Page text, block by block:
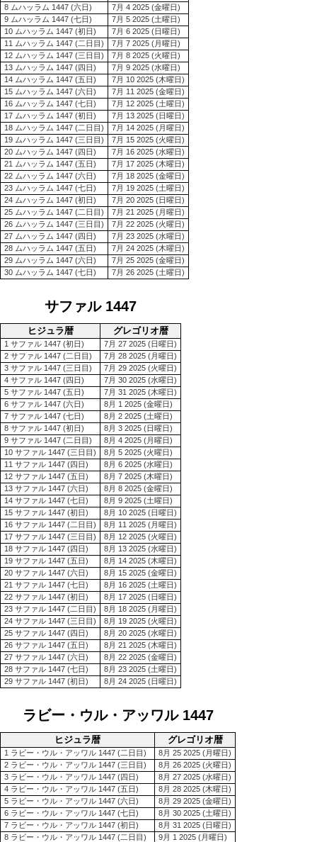
8 ムハッラム 1447 (六日)
7月 4 2025 (金曜日)
9 ムハッラム 1447 (七日)
7月 5 2025 (土曜日)
10 ムハッラム 1447 (初日)
7月 6 2025 (日曜日)
11 ムハッラム 1447 (二日目)
7月 7 2025 (月曜日)
12 ムハッラム 1447 (三日目)
7月 8 2025 (火曜日)
13 ムハッラム 1447 (四日)
7月 9 2025 (水曜日)
14 ムハッラム 1447 (五日)
7月 10 2025 (木曜日)
15 ムハッラム 1447 (六日)
7月 11 2025 (金曜日)
16 ムハッラム 1447 (七日)
7月 12 2025 (土曜日)
17 ムハッラム 1447 (初日)
7月 13 2025 (日曜日)
18 ムハッラム 1447 (二日目)
7月 14 2025 (月曜日)
19 ムハッラム 1447 (三日目)
7月 15 2025 (火曜日)
20 ムハッラム 1447 (四日)
7月 16 2025 (水曜日)
21 ムハッラム 1447 (五日)
7月 17 2025 (木曜日)
22 ムハッラム 1447 (六日)
7月 18 2025 (金曜日)
23 ムハッラム 1447 (七日)
7月 19 2025 (土曜日)
24 ムハッラム 1447 (初日)
7月 20 2025 (日曜日)
25 ムハッラム 1447 (二日目)
7月 21 2025 (月曜日)
26 ムハッラム 1447 (三日目)
7月 22 2025 (火曜日)
27 ムハッラム 1447 (四日)
7月 23 2025 (水曜日)
28 ムハッラム 1447 (五日)
7月 24 2025 (木曜日)
29 ムハッラム 1447 (六日)
7月 25 2025 (金曜日)
30 ムハッラム 1447 (七日)
7月 26 2025 (土曜日)
サファル 1447
ヒジュラ暦 グレゴリオ暦
1 サファル 1447 (初日)
7月 27 2025 (日曜日)
2 サファル 1447 (二日目)
7月 28 2025 (月曜日)
3 サファル 1447 (三日目)
7月 29 2025 (火曜日)
4 サファル 1447 (四日)
7月 30 2025 (水曜日)
5 サファル 1447 (五日)
7月 31 2025 (木曜日)
6 サファル 1447 (六日)
8月 1 2025 (金曜日)
7 サファル 1447 (七日)
8月 2 2025 (土曜日)
8 サファル 1447 (初日)
8月 3 2025 (日曜日)
9 サファル 1447 (二日目)
8月 4 2025 (月曜日)
10 サファル 1447 (三日目)
8月 5 2025 (火曜日)
11 サファル 1447 (四日)
8月 6 2025 (水曜日)
12 サファル 1447 (五日)
8月 7 2025 (木曜日)
13 サファル 1447 (六日)
8月 8 2025 (金曜日)
14 サファル 1447 (七日)
8月 9 2025 (土曜日)
15 サファル 1447 (初日)
8月 10 2025 (日曜日)
16 サファル 1447 (二日目)
8月 11 2025 (月曜日)
17 サファル 1447 (三日目)
8月 12 2025 (火曜日)
18 サファル 1447 (四日)
8月 13 2025 (水曜日)
19 サファル 1447 (五日)
8月 14 2025 (木曜日)
20 サファル 1447 (六日)
8月 15 2025 (金曜日)
21 サファル 1447 (七日)
8月 16 2025 (土曜日)
22 サファル 1447 (初日)
8月 17 2025 (日曜日)
23 サファル 1447 (二日目)
8月 18 2025 (月曜日)
24 サファル 1447 (三日目)
8月 19 2025 (火曜日)
25 サファル 1447 (四日)
8月 20 2025 (水曜日)
26 サファル 1447 (五日)
8月 21 2025 (木曜日)
27 サファル 1447 (六日)
8月 22 2025 (金曜日)
28 サファル 1447 (七日)
8月 23 2025 (土曜日)
29 サファル 1447 (初日)
8月 24 2025 (日曜日)
ラビー・ウル・アッワル 1447
ヒジュラ暦 グレゴリオ暦
1 ラビー・ウル・アッワル 1447 (二日目)
8月 25 2025 (月曜日)
2 ラビー・ウル・アッワル 1447 (三日目)
8月 26 2025 (火曜日)
3 ラビー・ウル・アッワル 1447 (四日)
8月 27 2025 (水曜日)
4 ラビー・ウル・アッワル 1447 (五日)
8月 28 2025 (木曜日)
5 ラビー・ウル・アッワル 1447 (六日)
8月 29 2025 (金曜日)
6 ラビー・ウル・アッワル 1447 (七日)
8月 30 2025 (土曜日)
7 ラビー・ウル・アッワル 1447 (初日)
8月 31 2025 (日曜日)
8 ラビー・ウル・アッワル 1447 (二日目)
9月 1 2025 (月曜日)